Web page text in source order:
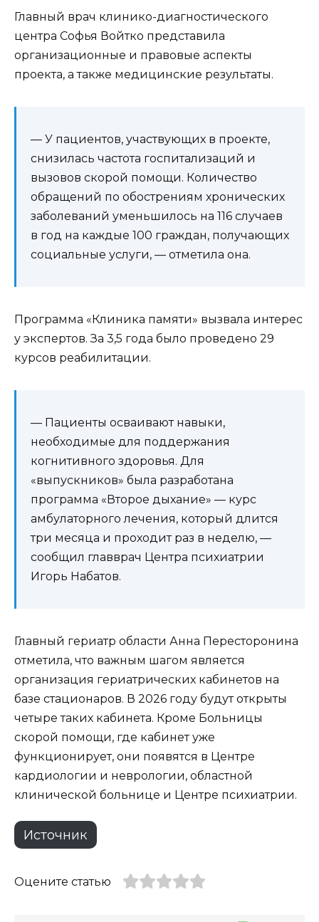
Главный врач клинико-диагностического
центра Софья Войтко представила
организационные и правовые аспекты
проекта, а также медицинские результаты.
— У пациентов, участвующих в проекте,
снизилась частота госпитализаций и
вызовов скорой помощи. Количество
обращений по обострениям хронических
заболеваний уменьшилось на 116 случаев
в год на каждые 100 граждан, получающих
социальные услуги, — отметила она.
Программа «Клиника памяти» вызвала интерес
у экспертов. За 3,5 года было проведено 29
курсов реабилитации.
— Пациенты осваивают навыки,
необходимые для поддержания
когнитивного здоровья. Для
«выпускников» была разработана
программа «Второе дыхание» — курс
амбулаторного лечения, который длится
три месяца и проходит раз в неделю, —
сообщил главврач Центра психиатрии
Игорь Набатов.
Главный гериатр области Анна Пересторонина
отметила, что важным шагом является
организация гериатрических кабинетов на
базе стационаров. В 2026 году будут открыты
четыре таких кабинета. Кроме Больницы
скорой помощи, где кабинет уже
функционирует, они появятся в Центре
кардиологии и неврологии, областной
клинической больнице и Центре психиатрии.
Источник
Оцените статью